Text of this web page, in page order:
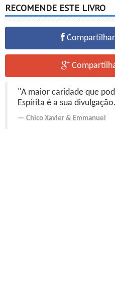
RECOMENDE ESTE LIVRO
"A maior caridade que
Espírita é a sua
Chico Xavier & Emmanuel